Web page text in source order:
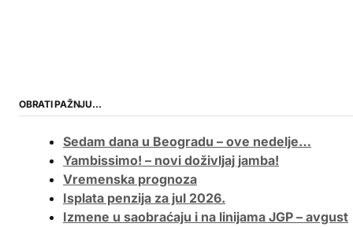
OBRATI PAŽNJU…
Sedam dana u Beogradu – ove nedelje…
Yambissimo! – novi doživljaj jamba!
Vremenska prognoza
Isplata penzija za jul 2026.
Izmene u saobraćaju i na linijama JGP – avgust